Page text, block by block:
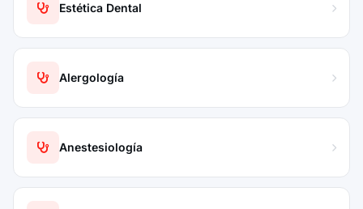
Estética Dental
Alergología
Anestesiología